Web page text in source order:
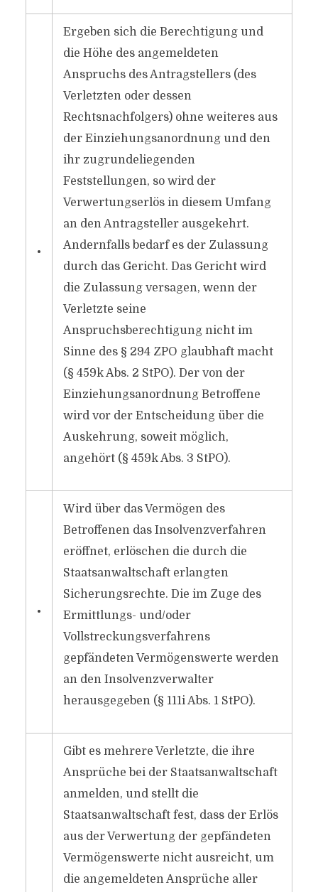
•
Ergeben sich die Berechtigung und
die Höhe des angemeldeten
Anspruchs des Antragstellers (des
Verletzten oder dessen
Rechtsnachfolgers) ohne weiteres aus
der Einziehungsanordnung und den
ihr zugrundeliegenden
Feststellungen, so wird der
Verwertungserlös in diesem Umfang
an den Antragsteller ausgekehrt.
Andernfalls bedarf es der Zulassung
durch das Gericht. Das Gericht wird
die Zulassung versagen, wenn der
Verletzte seine
Anspruchsberechtigung nicht im
Sinne des § 294 ZPO glaubhaft macht
(§ 459k Abs. 2 StPO). Der von der
Einziehungsanordnung Betroffene
wird vor der Entscheidung über die
Auskehrung, soweit möglich,
angehört (§ 459k Abs. 3 StPO).
•
Wird über das Vermögen des
Betroffenen das Insolvenzverfahren
eröffnet, erlöschen die durch die
Staatsanwaltschaft erlangten
Sicherungsrechte. Die im Zuge des
Ermittlungs- und/​oder
Vollstreckungsverfahrens
gepfändeten Vermögenswerte werden
an den Insolvenzverwalter
herausgegeben (§ 111i Abs. 1 StPO).
Gibt es mehrere Verletzte, die ihre
Ansprüche bei der Staatsanwaltschaft
anmelden, und stellt die
Staatsanwaltschaft fest, dass der Erlös
aus der Verwertung der gepfändeten
Vermögenswerte nicht ausreicht, um
die angemeldeten Ansprüche aller